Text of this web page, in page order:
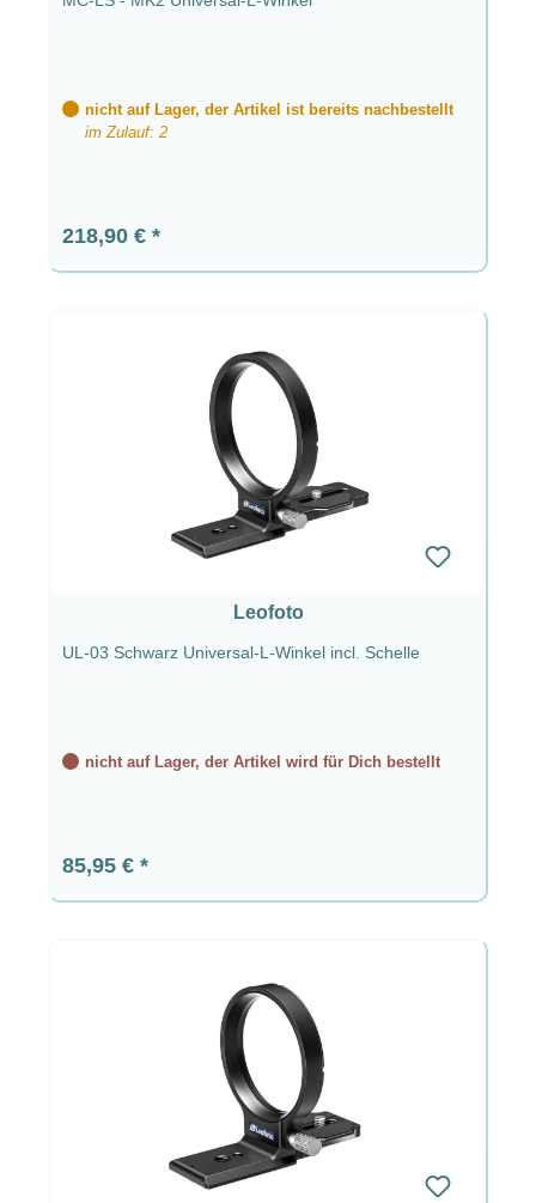
nicht auf Lager, der Artikel ist bereits nachbestellt
im Zulauf: 2
Regulärer Preis:
218,90 €
Leofoto
UL-03 Schwarz Universal-L-Winkel incl. Schelle
nicht auf Lager, der Artikel wird für Dich bestellt
Regulärer Preis:
85,95 €